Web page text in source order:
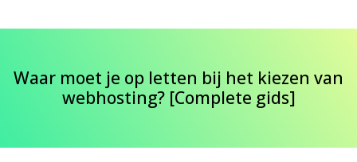
Waar moet je op letten bij het kiezen van
webhosting? [Complete gids]